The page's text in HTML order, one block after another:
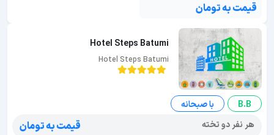
قیمت به تومان
Hotel Steps Batumi
Hotel Steps Batumi
B.B
با صبحانه
هر نفر دو تخته
قیمت به تومان